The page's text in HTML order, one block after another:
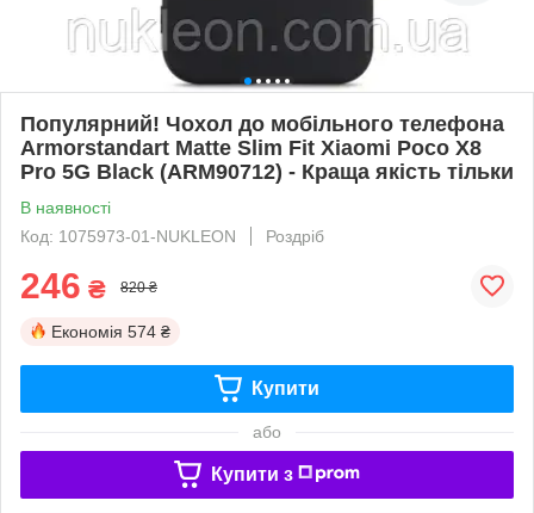
Популярний! Чохол до мобільного телефона
Armorstandart Matte Slim Fit Xiaomi Poco X8
Pro 5G Black (ARM90712) - Краща якість тільки
В наявності
Код: 1075973-01-NUKLEON
Роздріб
246 ₴ 820 ₴
Економія 574 ₴
Купити
або
Купити з